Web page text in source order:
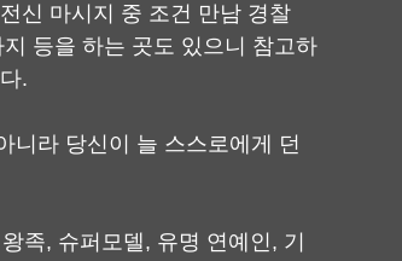
신 마시지 중 조건 만남 경찰
등을 하는 곳도 있으니 참고하
.
니라 당신이 늘 스스로에게 던
족, 슈퍼모델, 유명 연예인, 기